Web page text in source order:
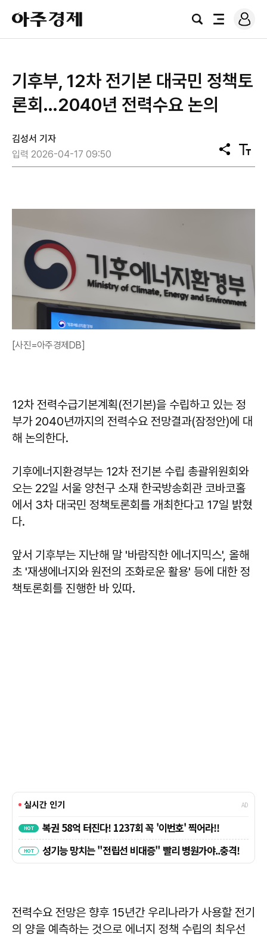
아
주
경
검
전
로
그
기후부, 12차 전기본 대국민 정책토
론회…2040년 전력수요 논의
김성서 기자
입력 2026-04-17 09:50
공
유
텍
스
[사진=아주경제DB]
12차 전력수급기본계획(전기본)을 수립하고 있는 정
부가 2040년까지의 전력수요 전망결과(잠정안)에 대
해 논의한다.
기후에너지환경부는 12차 전기본 수립 총괄위원회와
오는 22일 서울 양천구 소재 한국방송회관 코바코홀
에서 3차 대국민 정책토론회를 개최한다고 17일 밝혔
다.
앞서 기후부는 지난해 말 '바람직한 에너지믹스', 올해
초 '재생에너지와 원전의 조화로운 활용' 등에 대한 정
책토론회를 진행한 바 있따.
전력수요 전망은 향후 15년간 우리나라가 사용할 전기
의 양을 예측하는 것으로 에너지 정책 수립의 최우선